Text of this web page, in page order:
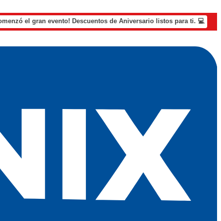
el gran evento! Descuentos de Aniversario listos para ti. 💻